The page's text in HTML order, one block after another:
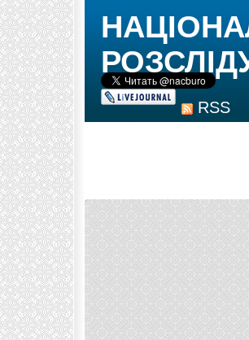
RSS